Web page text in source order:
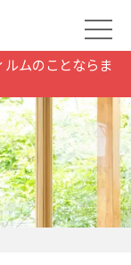
ムのことならま